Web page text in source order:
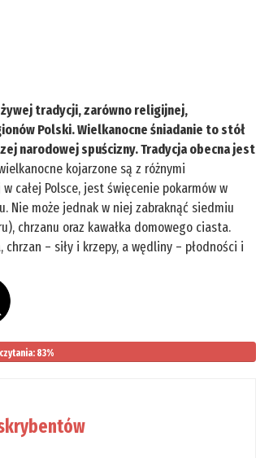
żywej tradycji, zarówno religijnej,
Polski. Wielkanocne śniadanie to stół
narodowej spuścizny. Tradycja obecna jest
kojarzone są z różnymi
całej Polsce, jest święcenie pokarmów w
Nie może jednak w niej zabraknąć siedmiu
chrzanu oraz kawałka domowego ciasta.
– siły i krzepy, a wędliny – płodności i
83%